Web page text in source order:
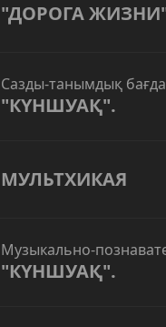
"ДОРОГА
Сазды-танымдық
"КҮНШУАҚ".
МУЛЬТХИКАЯ
Музыкально-
"КҮНШУАҚ".